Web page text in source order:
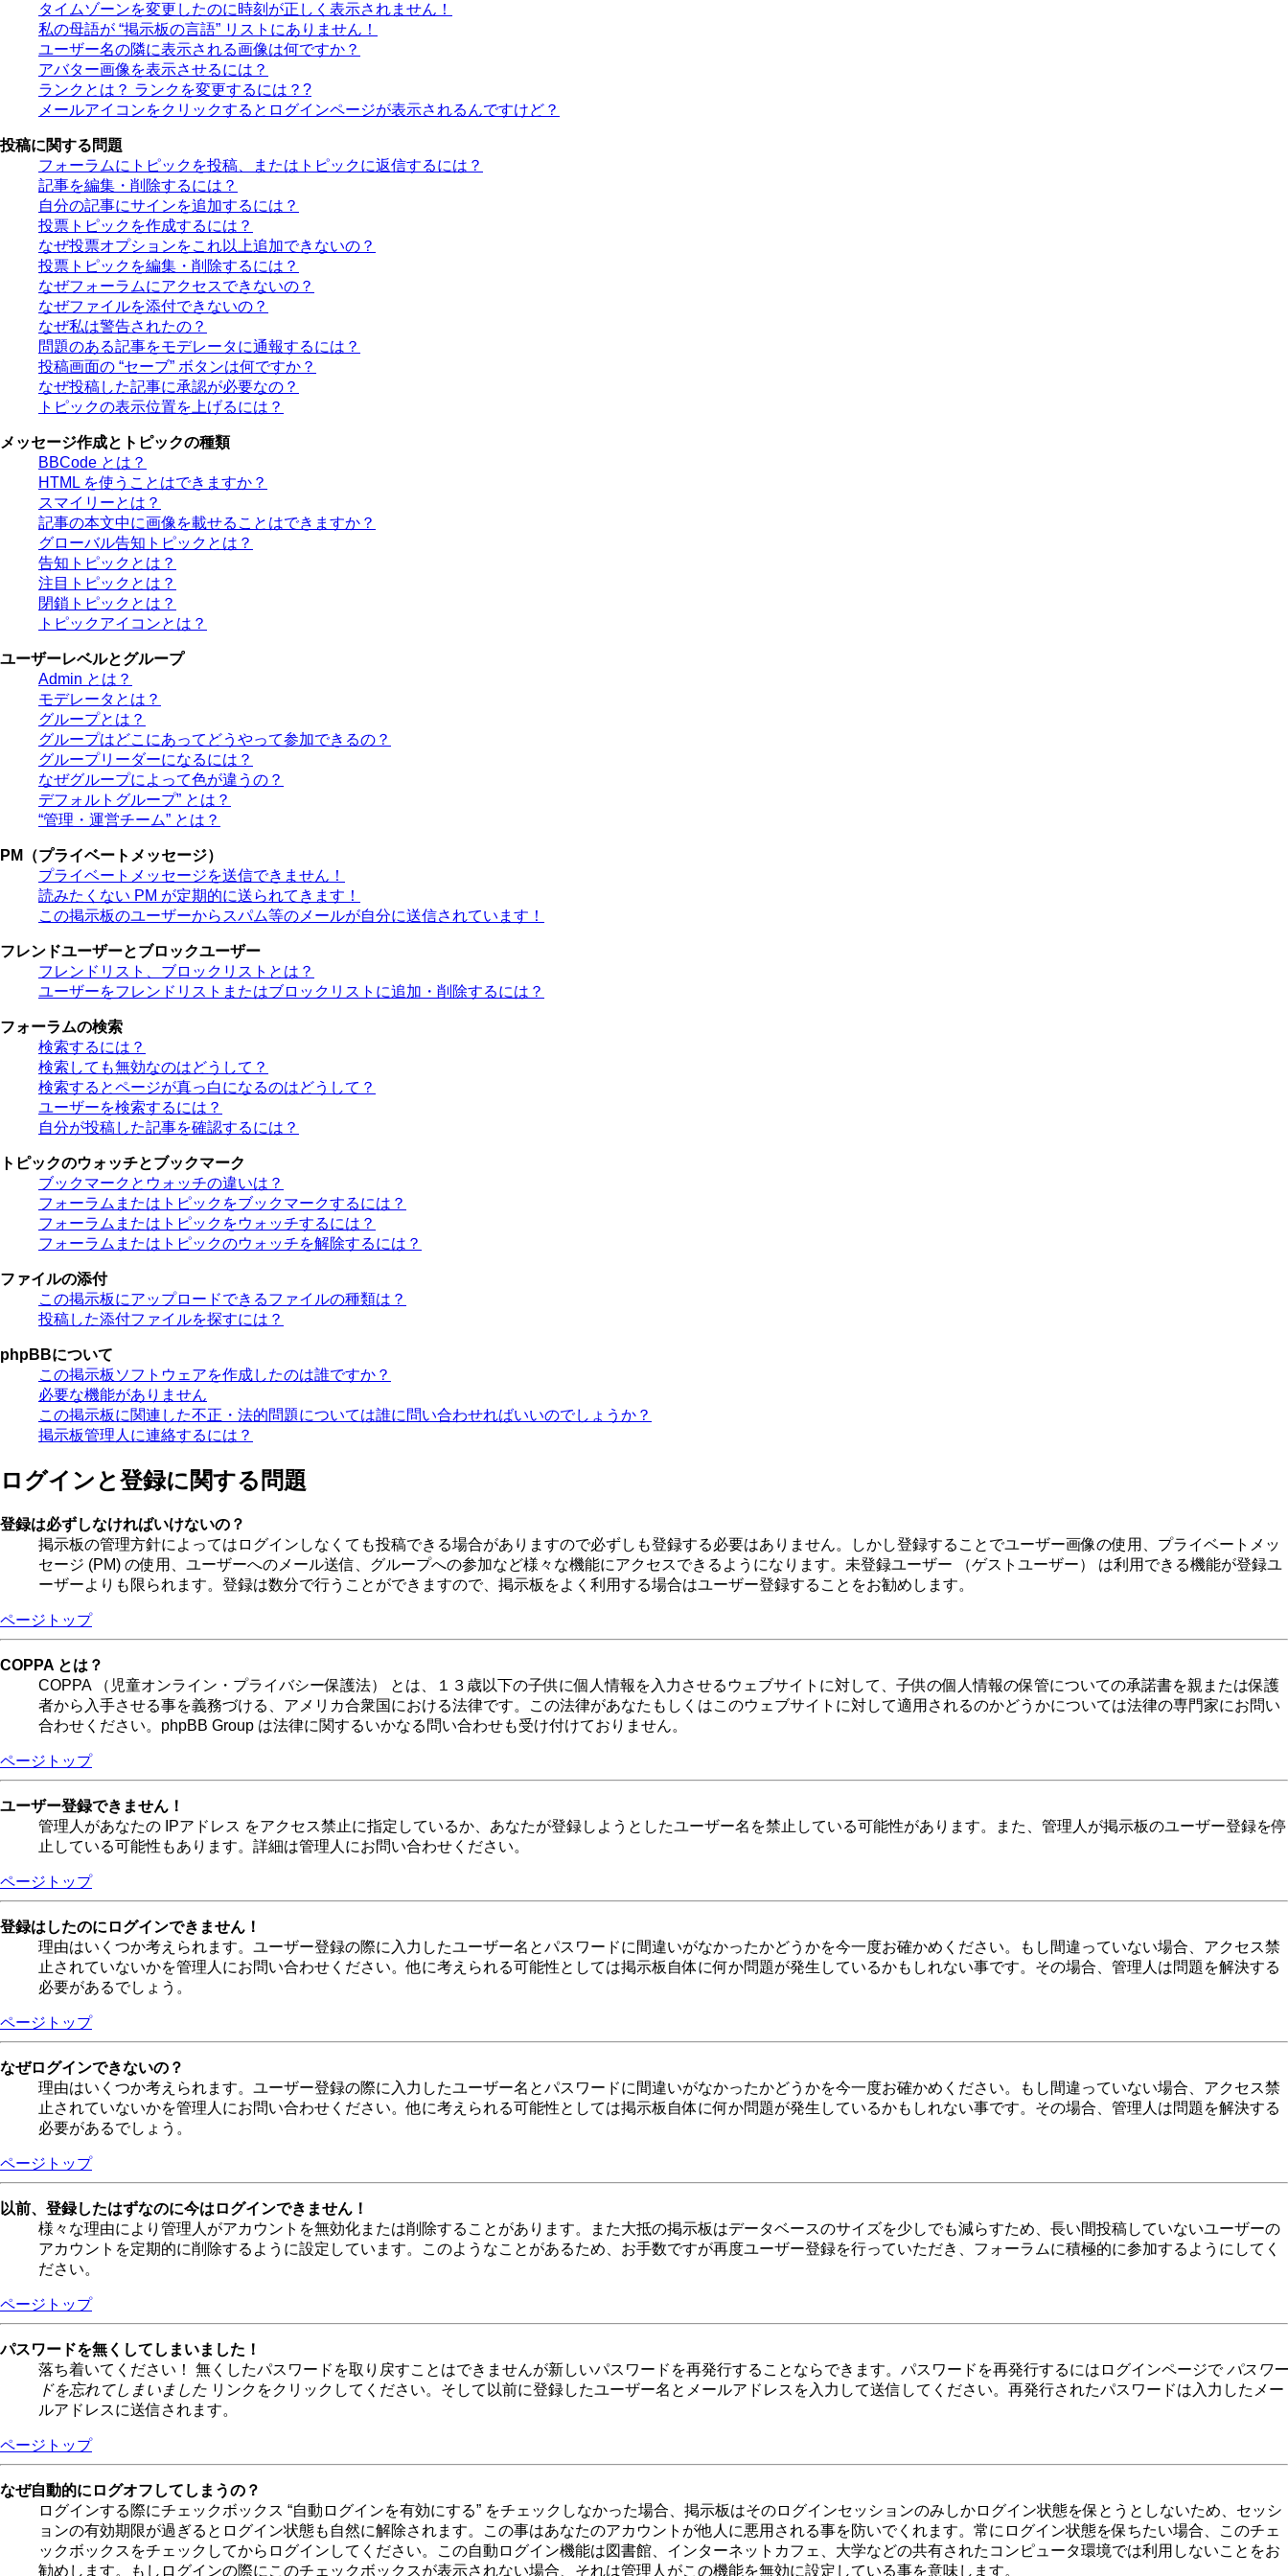
タイムゾーンを変更したのに時刻が正しく表示されません！
私の母語が “掲示板の言語” リストにありません！
ユーザー名の隣に表示される画像は何ですか？
アバター画像を表示させるには？
ランクとは？ ランクを変更するには？?
メールアイコンをクリックするとログインページが表示されるんですけど？
投稿に関する問題
フォーラムにトピックを投稿、またはトピックに返信するには？
記事を編集・削除するには？
自分の記事にサインを追加するには？
投票トピックを作成するには？
なぜ投票オプションをこれ以上追加できないの？
投票トピックを編集・削除するには？
なぜフォーラムにアクセスできないの？
なぜファイルを添付できないの？
なぜ私は警告されたの？
問題のある記事をモデレータに通報するには？
投稿画面の “セーブ” ボタンは何ですか？
なぜ投稿した記事に承認が必要なの？
トピックの表示位置を上げるには？
メッセージ作成とトピックの種類
BBCode とは？
HTML を使うことはできますか？
スマイリーとは？
記事の本文中に画像を載せることはできますか？
グローバル告知トピックとは？
告知トピックとは？
注目トピックとは？
閉鎖トピックとは？
トピックアイコンとは？
ユーザーレベルとグループ
Admin とは？
モデレータとは？
グループとは？
グループはどこにあってどうやって参加できるの？
グループリーダーになるには？
なぜグループによって色が違うの？
デフォルトグループ” とは？
“管理・運営チーム” とは？
PM（プライベートメッセージ）
プライベートメッセージを送信できません！
読みたくない PM が定期的に送られてきます！
この掲示板のユーザーからスパム等のメールが自分に送信されています！
フレンドユーザーとブロックユーザー
フレンドリスト、ブロックリストとは？
ユーザーをフレンドリストまたはブロックリストに追加・削除するには？
フォーラムの検索
検索するには？
検索しても無効なのはどうして？
検索するとページが真っ白になるのはどうして？
ユーザーを検索するには？
自分が投稿した記事を確認するには？
トピックのウォッチとブックマーク
ブックマークとウォッチの違いは？
フォーラムまたはトピックをブックマークするには？
フォーラムまたはトピックをウォッチするには？
フォーラムまたはトピックのウォッチを解除するには？
ファイルの添付
この掲示板にアップロードできるファイルの種類は？
投稿した添付ファイルを探すには？
phpBBについて
この掲示板ソフトウェアを作成したのは誰ですか？
必要な機能がありません
この掲示板に関連した不正・法的問題については誰に問い合わせればいいのでしょうか？
掲示板管理人に連絡するには？
ログインと登録に関する問題
登録は必ずしなければいけないの？
掲示板の管理方針によってはログインしなくても投稿できる場合がありますので必ずしも登録する必要はありません。しかし登録することでユーザー画像の使用、プライベートメッ
セージ (PM) の使用、ユーザーへのメール送信、グループへの参加など様々な機能にアクセスできるようになります。未登録ユーザー （ゲストユーザー） は利用できる機能が登録ユ
ーザーよりも限られます。登録は数分で行うことができますので、掲示板をよく利用する場合はユーザー登録することをお勧めします。
ページトップ
COPPA とは？
COPPA （児童オンライン・プライバシー保護法） とは、１３歳以下の子供に個人情報を入力させるウェブサイトに対して、子供の個人情報の保管についての承諾書を親または保護
者から入手させる事を義務づける、アメリカ合衆国における法律です。この法律があなたもしくはこのウェブサイトに対して適用されるのかどうかについては法律の専門家にお問い
合わせください。phpBB Group は法律に関するいかなる問い合わせも受け付けておりません。
ページトップ
ユーザー登録できません！
管理人があなたの IPアドレス をアクセス禁止に指定しているか、あなたが登録しようとしたユーザー名を禁止している可能性があります。また、管理人が掲示板のユーザー登録を停
止している可能性もあります。詳細は管理人にお問い合わせください。
ページトップ
登録はしたのにログインできません！
理由はいくつか考えられます。ユーザー登録の際に入力したユーザー名とパスワードに間違いがなかったかどうかを今一度お確かめください。もし間違っていない場合、アクセス禁
止されていないかを管理人にお問い合わせください。他に考えられる可能性としては掲示板自体に何か問題が発生しているかもしれない事です。その場合、管理人は問題を解決する
必要があるでしょう。
ページトップ
なぜログインできないの？
理由はいくつか考えられます。ユーザー登録の際に入力したユーザー名とパスワードに間違いがなかったかどうかを今一度お確かめください。もし間違っていない場合、アクセス禁
止されていないかを管理人にお問い合わせください。他に考えられる可能性としては掲示板自体に何か問題が発生しているかもしれない事です。その場合、管理人は問題を解決する
必要があるでしょう。
ページトップ
以前、登録したはずなのに今はログインできません！
様々な理由により管理人がアカウントを無効化または削除することがあります。また大抵の掲示板はデータベースのサイズを少しでも減らすため、長い間投稿していないユーザーの
アカウントを定期的に削除するように設定しています。このようなことがあるため、お手数ですが再度ユーザー登録を行っていただき、フォーラムに積極的に参加するようにしてく
ださい。
ページトップ
パスワードを無くしてしまいました！
落ち着いてください！ 無くしたパスワードを取り戻すことはできませんが新しいパスワードを再発行することならできます。パスワードを再発行するにはログインページで パスワー
ドを忘れてしまいました リンクをクリックしてください。そして以前に登録したユーザー名とメールアドレスを入力して送信してください。再発行されたパスワードは入力したメー
ルアドレスに送信されます。
ページトップ
なぜ自動的にログオフしてしまうの？
ログインする際にチェックボックス “自動ログインを有効にする” をチェックしなかった場合、掲示板はそのログインセッションのみしかログイン状態を保とうとしないため、セッシ
ョンの有効期限が過ぎるとログイン状態も自然に解除されます。この事はあなたのアカウントが他人に悪用される事を防いでくれます。常にログイン状態を保ちたい場合、このチェ
ックボックスをチェックしてからログインしてください。この自動ログイン機能は図書館、インターネットカフェ、大学などの共有されたコンピュータ環境では利用しないことをお
勧めします。もしログインの際にこのチェックボックスが表示されない場合、それは管理人がこの機能を無効に設定している事を意味します。